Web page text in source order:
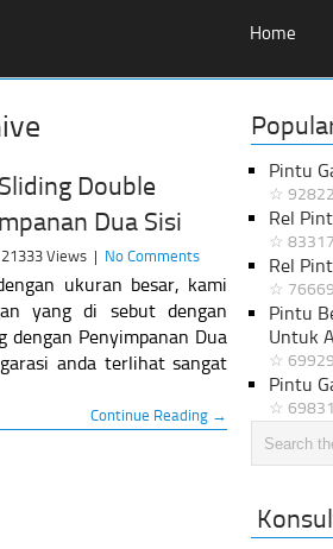
Home
Double
Dua Sisi
21333 Views | No Comments
ukuran besar, kami
yang di sebut dengan
dengan Penyimpanan Dua
anda terlihat sangat
Continue Reading →
Pintu
☆
Rel
☆
Rel
☆
Pintu
Untuk
☆
Pintu
☆